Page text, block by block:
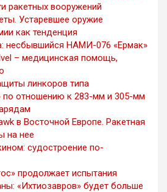
ракетных вооружений
Устаревшее оружие
как тенденция
несбывшийся НАМИ-076 «Ермак»
– медицинская помощь,
линкоров типа
по отношению к 283-мм и 305-мм
в Восточной Европе. Ракетная
на нее
судостроение по-
продолжает испытания
«Ихтиозавров» будет больше